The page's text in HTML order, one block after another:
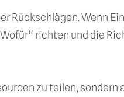
Rückschlägen. Wenn
richten und die
zu teilen,